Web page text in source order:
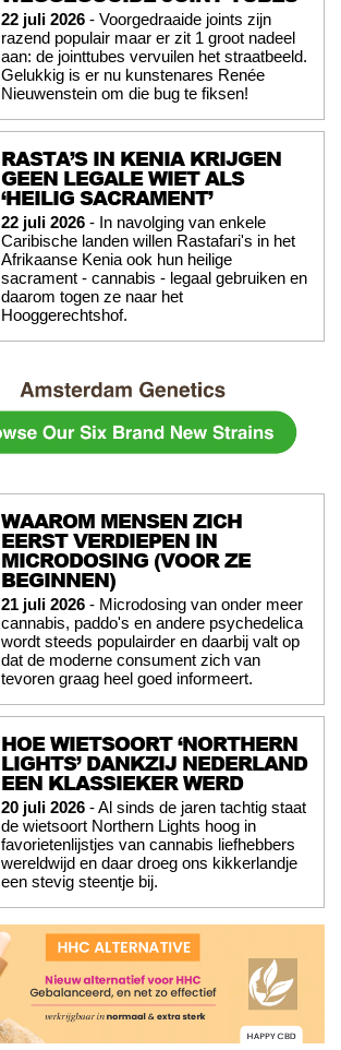
22 juli 2026 - Voorgedraaide joints zijn
razend populair maar er zit 1 groot nadeel
aan: de jointtubes vervuilen het straatbeeld.
Gelukkig is er nu kunstenares Renée
Nieuwenstein om die bug te fiksen!
RASTA’S IN KENIA KRIJGEN
GEEN LEGALE WIET ALS
‘HEILIG SACRAMENT’
22 juli 2026 - In navolging van enkele
Caribische landen willen Rastafari's in het
Afrikaanse Kenia ook hun heilige
sacrament - cannabis - legaal gebruiken en
daarom togen ze naar het
Hooggerechtshof.
WAAROM MENSEN ZICH
EERST VERDIEPEN IN
MICRODOSING (VOOR ZE
BEGINNEN)
21 juli 2026 - Microdosing van onder meer
cannabis, paddo's en andere psychedelica
wordt steeds populairder en daarbij valt op
dat de moderne consument zich van
tevoren graag heel goed informeert.
HOE WIETSOORT ‘NORTHERN
LIGHTS’ DANKZIJ NEDERLAND
EEN KLASSIEKER WERD
20 juli 2026 - Al sinds de jaren tachtig staat
de wietsoort Northern Lights hoog in
favorietenlijstjes van cannabis liefhebbers
wereldwijd en daar droeg ons kikkerlandje
een stevig steentje bij.